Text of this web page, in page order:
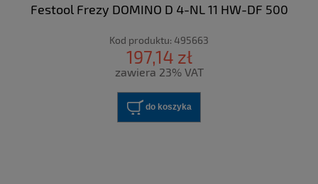
Festool Frezy DOMINO D 4-NL 11 HW-DF 500
Kod produktu: 495663
197,14 zł
zawiera 23% VAT
do koszyka